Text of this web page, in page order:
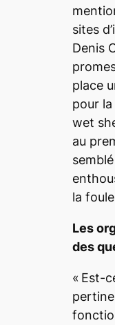
sites
Denis
place
pour la
wet
au
la
Les
des
« Est-